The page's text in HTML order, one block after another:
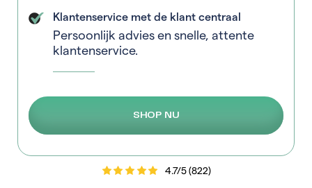
Klantenservice met de klant centraal
Persoonlijk advies en snelle, attente
klantenservice.
SHOP NU
4.7/5 (822)